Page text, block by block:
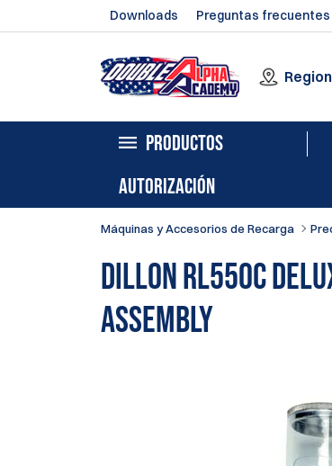
Downloads Preguntas frecuentes
Region
PRODUCTOS
AUTORIZACIÓN
Máquinas y Accesorios de Recarga
Dillon RL550C
Assembly